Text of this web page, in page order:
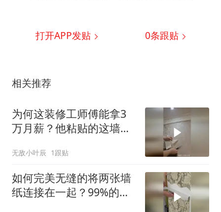
打开APP发贴 0条跟贴
相关推荐
为何这装修工师傅能拿3
万月薪？他粘贴的这墙纸
无敌小叶辰 1跟贴
如何完美无缝的将两张墙
纸连接在一起？99%的师